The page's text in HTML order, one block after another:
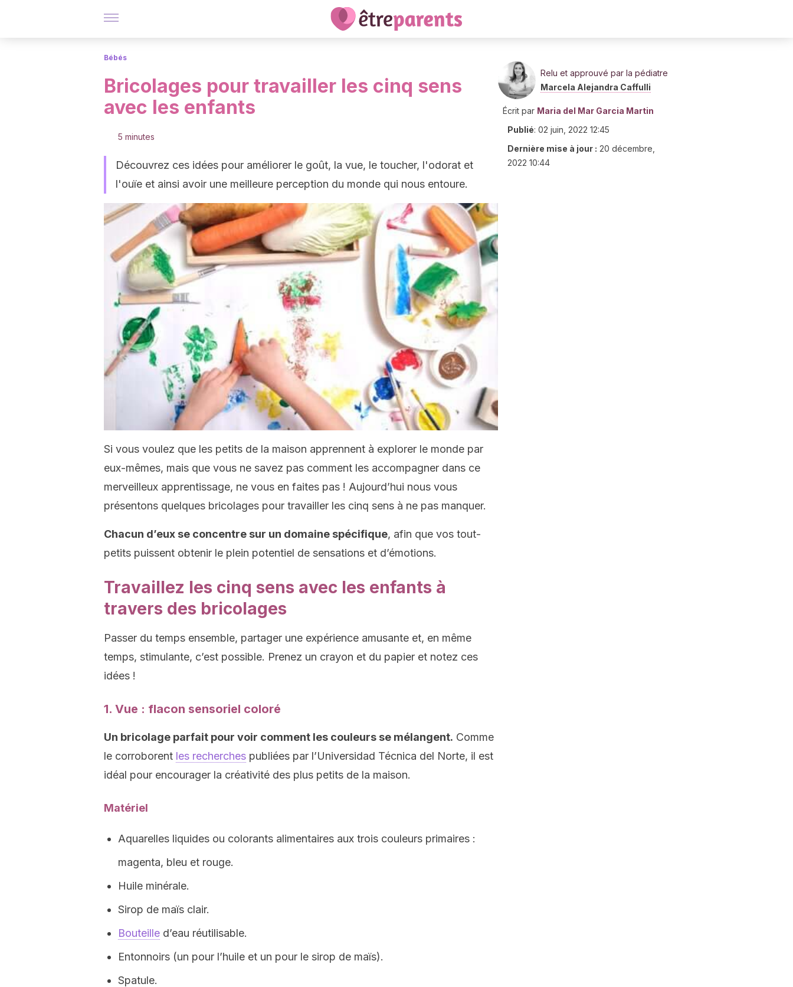
Bébés
Bricolages pour travailler les cinq sens
avec les enfants
5 minutes
Découvrez ces idées pour améliorer le goût, la vue, le toucher, l'odorat et
l'ouïe et ainsi avoir une meilleure perception du monde qui nous entoure.
Si vous voulez que les petits de la maison apprennent à explorer le monde par
eux-mêmes, mais que vous ne savez pas comment les accompagner dans ce
merveilleux apprentissage, ne vous en faites pas ! Aujourd’hui nous vous
présentons quelques bricolages pour travailler les cinq sens à ne pas manquer.
Chacun d’eux se concentre sur un domaine spécifique, afin que vos tout-
petits puissent obtenir le plein potentiel de sensations et d’émotions.
Travaillez les cinq sens avec les enfants à
travers des bricolages
Passer du temps ensemble, partager une expérience amusante et, en même
temps, stimulante, c’est possible. Prenez un crayon et du papier et notez ces
idées !
1. Vue : flacon sensoriel coloré
Un bricolage parfait pour voir comment les couleurs se mélangent. Comme
le corroborent les recherches publiées par l’Universidad Técnica del Norte, il est
idéal pour encourager la créativité des plus petits de la maison.
Matériel
Aquarelles liquides ou colorants alimentaires aux trois couleurs primaires :
magenta, bleu et rouge.
Huile minérale.
Sirop de maïs clair.
Bouteille d’eau réutilisable.
Entonnoirs (un pour l’huile et un pour le sirop de maïs).
Spatule.
Relu et approuvé par la pédiatre
Marcela Alejandra Caffulli
Écrit par Maria del Mar Garcia Martin
Publié: 02 juin, 2022 12:45
Dernière mise à jour : 20 décembre,
2022 10:44